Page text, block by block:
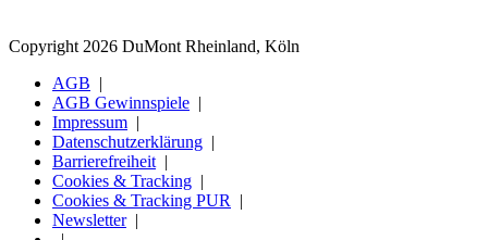
Copyright 2026 DuMont Rheinland, Köln
AGB
AGB Gewinnspiele
Impressum
Datenschutzerklärung
Barrierefreiheit
Cookies & Tracking
Cookies & Tracking PUR
Newsletter